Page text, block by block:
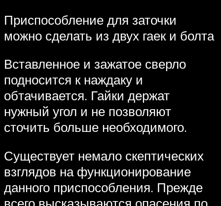
Приспособление для заточки
можно сделать из двух гаек и болта
Вставленное и зажатое сверло
подносится к наждаку и
обтачивается. Гайки держат
нужный угол и не позволяют
сточить больше необходимого.
Существует немало скептических
взглядов на функционирование
данного приспособления. Прежде